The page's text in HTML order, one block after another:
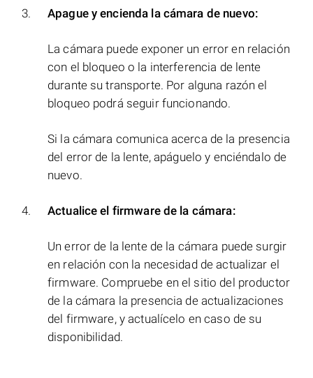
Apague y encienda la cámara de nuevo:
La cámara puede exponer un error en relación
con el bloqueo o la interferencia de lente
durante su transporte. Por alguna razón el
bloqueo podrá seguir funcionando.
Si la cámara comunica acerca de la presencia
del error de la lente, apáguelo y enciéndalo de
nuevo.
Actualice el firmware de la cámara:
Un error de la lente de la cámara puede surgir
en relación con la necesidad de actualizar el
firmware. Compruebe en el sitio del productor
de la cámara la presencia de actualizaciones
del firmware, y actualícelo en caso de su
disponibilidad.